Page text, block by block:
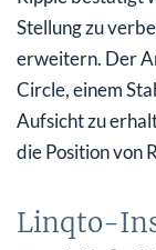
Stellung zu
erweitern. Der
Circle, einem
Aufsicht zu
die Position von
Linqto-